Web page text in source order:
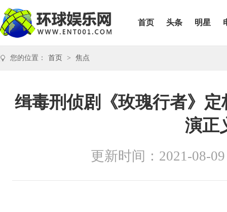
首页 头条 明星
您的位置： 首页 > 焦点
缉毒刑侦剧《玫瑰行者》
演正
更新时间：2021-08-09